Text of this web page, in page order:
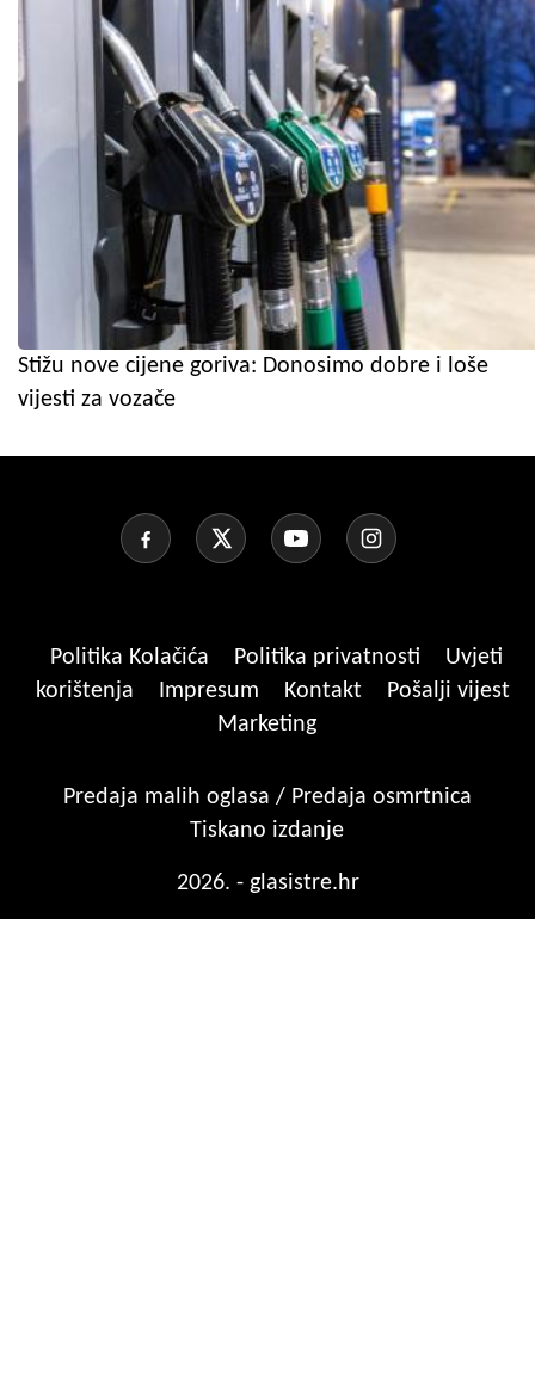
Stižu nove cijene goriva: Donosimo dobre i loše
vijesti za vozače
Politika Kolačića Politika privatnosti
Uvjeti
korištenja
Impresum Kontakt
Pošalji vijest
Marketing
Predaja malih oglasa / Predaja osmrtnica
Tiskano izdanje
2026. - glasistre.hr